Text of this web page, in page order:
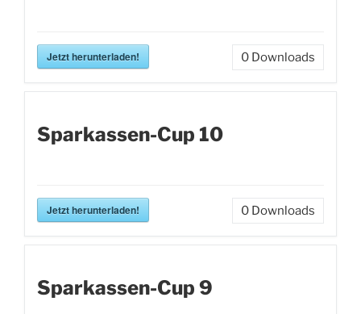
Jetzt herunterladen! 0 Downloads
Sparkassen-Cup 10
Jetzt herunterladen! 0 Downloads
Sparkassen-Cup 9